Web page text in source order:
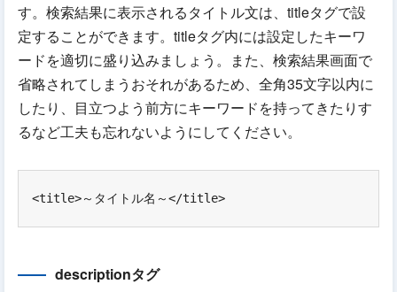
す。検索結果に表示されるタイトル文は、titleタグで設
定することができます。titleタグ内には設定したキーワ
ードを適切に盛り込みましょう。また、検索結果画面で
省略されてしまうおそれがあるため、全角35文字以内に
したり、目立つよう前方にキーワードを持ってきたりす
るなど工夫も忘れないようにしてください。
<title>～タイトル名～</title>
descriptionタグ